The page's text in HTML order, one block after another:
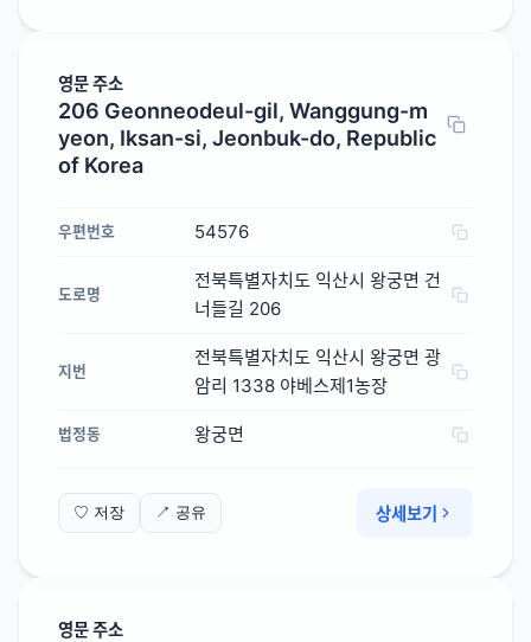
영문 주소
206 Geonneodeul-gil, Wanggung-m
yeon, Iksan-si, Jeonbuk-do, Republic
of Korea
우편번호 54576
도로명
전북특별자치도 익산시 왕궁면 건
너들길 206
지번
전북특별자치도 익산시 왕궁면 광
암리 1338 야베스제1농장
법정동 왕궁면
♡ 저장 ↗ 공유 상세보기
영문 주소